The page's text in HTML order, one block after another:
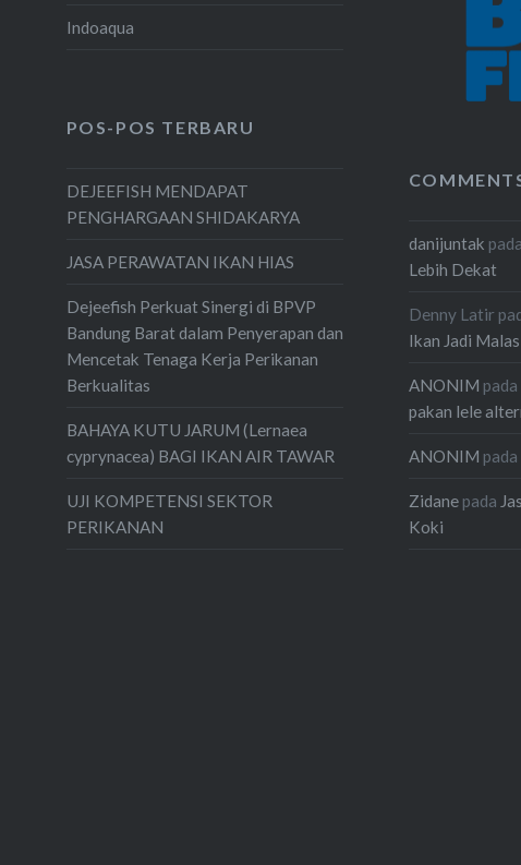
Indoaqua
POS-POS TERBARU
DEJEEFISH MENDAPAT
PENGHARGAAN SHIDAKARYA
JASA PERAWATAN IKAN HIAS
Dejeefish Perkuat Sinergi di BPVP
Bandung Barat dalam Penyerapan dan
Mencetak Tenaga Kerja Perikanan
Berkualitas
BAHAYA KUTU JARUM (Lernaea
cyprynacea) BAGI IKAN AIR TAWAR
UJI KOMPETENSI SEKTOR
PERIKANAN
danijuntak pada
Lebih Dekat
Denny Latir
Ikan Jadi
ANONIM pada
pakan lele
ANONIM pada
Zidanepada
Koki